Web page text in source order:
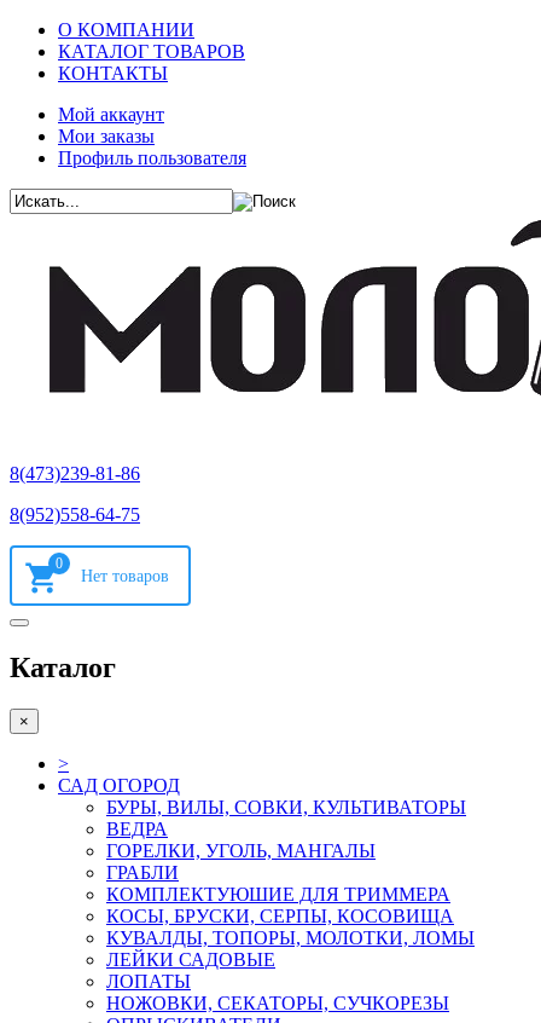
О КОМПАНИИ
КАТАЛОГ ТОВАРОВ
КОНТАКТЫ
Мой аккаунт
Мои заказы
Профиль пользователя
8(473)239-81-86
8(952)558-64-75
0
Каталог
×
>
САД ОГОРОД
БУРЫ, ВИЛЫ, СОВКИ, КУЛЬТИВАТОРЫ
ВЕДРА
ГОРЕЛКИ, УГОЛЬ, МАНГАЛЫ
ГРАБЛИ
КОМПЛЕКТУЮШИЕ ДЛЯ ТРИММЕРА
КОСЫ, БРУСКИ, СЕРПЫ, КОСОВИЩА
КУВАЛДЫ, ТОПОРЫ, МОЛОТКИ, ЛОМЫ
ЛЕЙКИ САДОВЫЕ
ЛОПАТЫ
НОЖОВКИ, СЕКАТОРЫ, СУЧКОРЕЗЫ